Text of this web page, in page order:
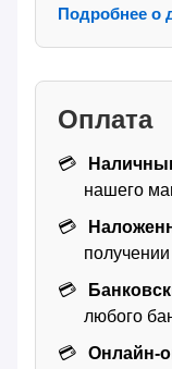
Подробнее о
Оплата
нашего
любого
Онлайн-